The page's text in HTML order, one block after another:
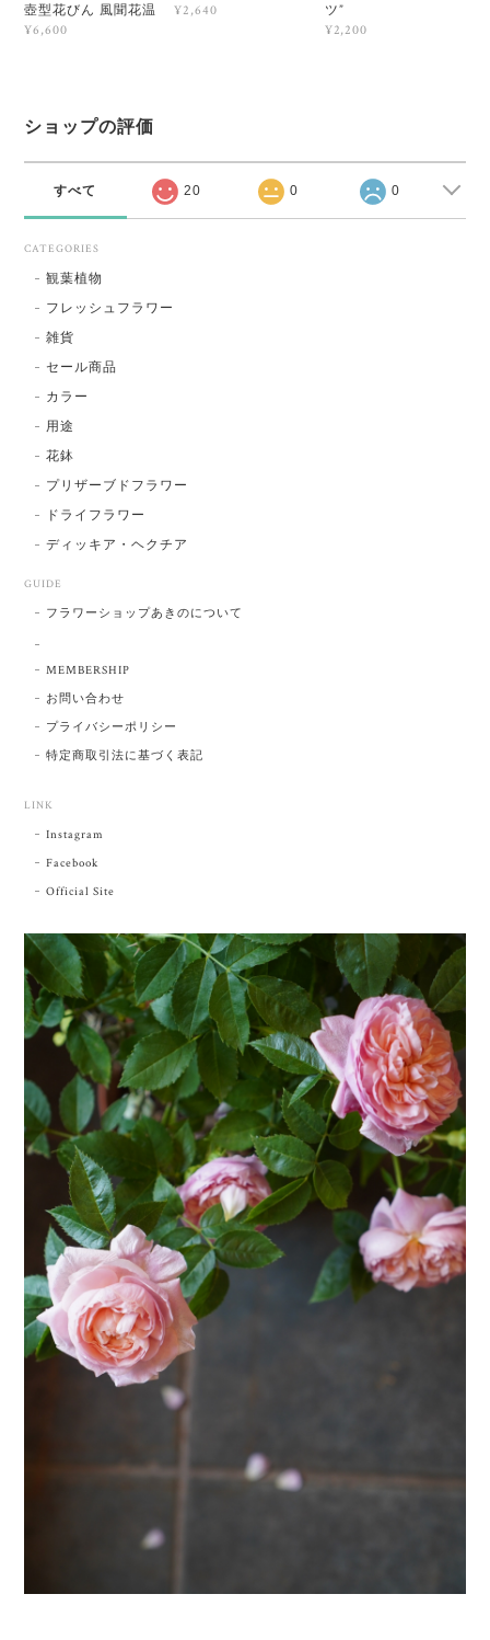
壺型花びん 風聞花温
¥6,600
¥2,640
ツ”
¥2,200
ショップの評価
すべて 20 0 0
CATEGORIES
観葉植物
フレッシュフラワー
雑貨
セール商品
カラー
用途
花鉢
プリザーブドフラワー
ドライフラワー
ディッキア・ヘクチア
GUIDE
フラワーショップあきのについて
MEMBERSHIP
お問い合わせ
プライバシーポリシー
特定商取引法に基づく表記
LINK
Instagram
Facebook
Official Site